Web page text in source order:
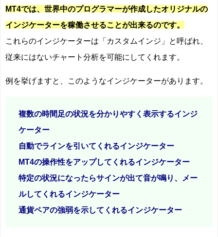
MT4では、世界中のプログラマーが作成したオリジナルの
インジケーターを稼働させることが出来るのです。
これらのインジケーターは「カスタムインジ」と呼ばれ、
従来にはないチャート分析を可能にしてくれます。
例を挙げますと、このようなインジケーターがあります。
複数の時間足の状況を分かりやすく表示するインジ
ケーター
自動でラインを引いてくれるインジケーター
MT4の操作性をアップしてくれるインジケーター
特定の状況になったらサインが出て音が鳴り、メー
ルしてくれるインジケーター
通貨ペアの強弱を示してくれるインジケーター